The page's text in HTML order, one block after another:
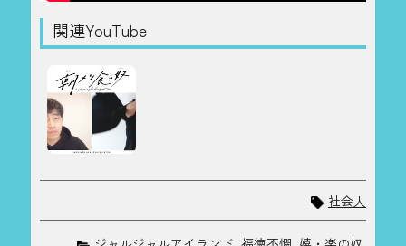
関連YouTube
社会人